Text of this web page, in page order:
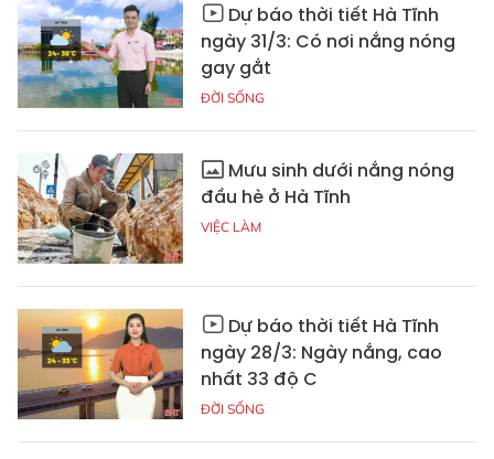
Dự báo thời tiết Hà Tĩnh
ngày 31/3: Có nơi nắng nóng
gay gắt
ĐỜI SỐNG
Mưu sinh dưới nắng nóng
đầu hè ở Hà Tĩnh
VIỆC LÀM
Dự báo thời tiết Hà Tĩnh
ngày 28/3: Ngày nắng, cao
nhất 33 độ C
ĐỜI SỐNG